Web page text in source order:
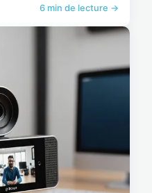
6 min de lecture →